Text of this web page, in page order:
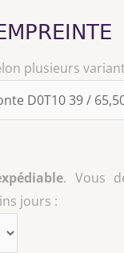
plusieurs
. Vous
jours :